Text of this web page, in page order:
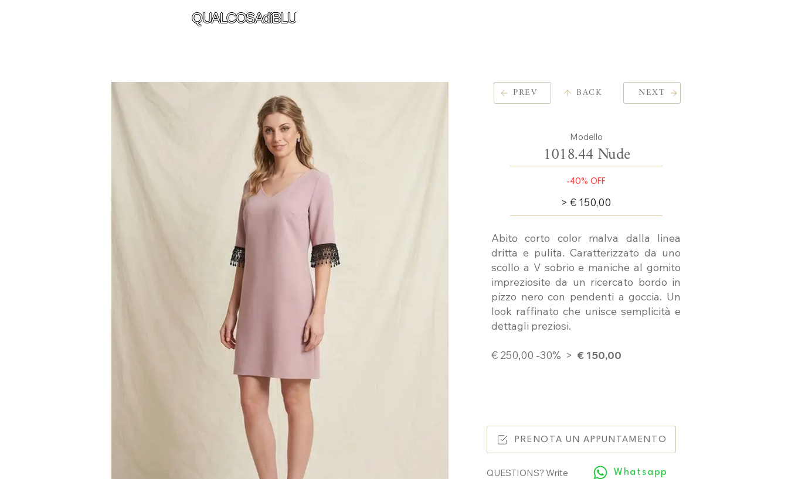
QUALCOSAdiBLU
PREV BACK NEXT
Modello
1018.44 Nude
-40% OFF
> € 150,00
Abito corto color malva dalla linea
dritta e pulita. Caratterizzato da uno
scollo a V sobrio e maniche al gomito
impreziosite da un ricercato bordo in
pizzo nero con pendenti a goccia. Un
look raffinato che unisce semplicità e
dettagli preziosi.
€ 250,00 -30% > € 150,00
PRENOTA UN APPUNTAMENTO
QUESTIONS? Write
Whatsapp